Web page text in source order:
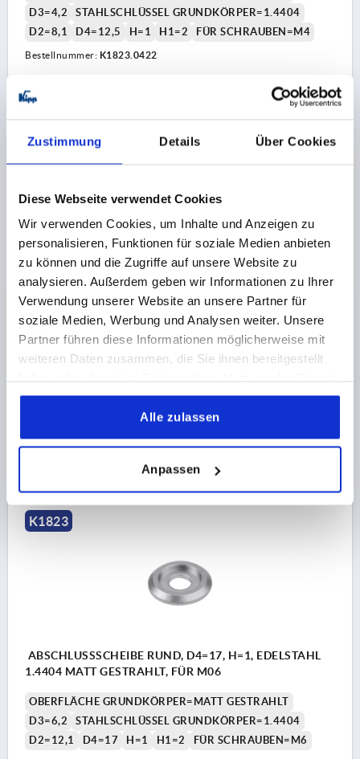
Zustimmung Details Über Cookies
Diese Webseite verwendet Cookies
Wir verwenden Cookies, um Inhalte und Anzeigen zu
personalisieren, Funktionen für soziale Medien anbieten
zu können und die Zugriffe auf unsere Website zu
analysieren. Außerdem geben wir Informationen zu Ihrer
Verwendung unserer Website an unsere Partner für
soziale Medien, Werbung und Analysen weiter. Unsere
Partner führen diese Informationen möglicherweise mit
weiteren Daten zusammen, die Sie ihnen bereitgestellt
gesammelt haben.
Alle zulassen
Anpassen
D3=4,2
STAHLSCHLÜSSEL GRUNDKÖRPER=1.4404
D2=8,1
D4=12,5 H=1 H1=2 FÜR SCHRAUBEN=M4
Bestellnummer: K1823.0422
1,39 €
DETAILS
K1823
ABSCHLUSSSCHEIBE RUND, D4=15, H=1, EDELSTAHL
1.4404 MATT GESTRAHLT, FÜR M05
OBERFLÄCHE GRUNDKÖRPER=MATT GESTRAHLT
D3=5,2
STAHLSCHLÜSSEL GRUNDKÖRPER=1.4404
1,68 €
K1823
ABSCHLUSSSCHEIBE RUND, D4=17, H=1, EDELSTAHL
1.4404 MATT GESTRAHLT, FÜR M06
OBERFLÄCHE GRUNDKÖRPER=MATT GESTRAHLT
D3=6,2
STAHLSCHLÜSSEL GRUNDKÖRPER=1.4404
D2=12,1
D4=17 H=1 H1=2 FÜR SCHRAUBEN=M6